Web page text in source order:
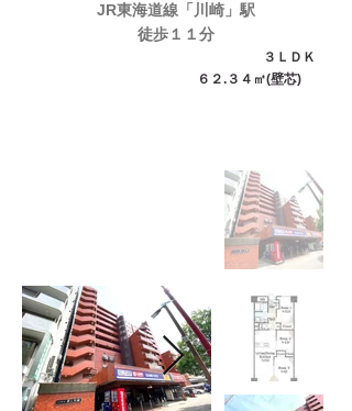
JR東海道線「川崎」駅
徒歩１１分
３ＬＤＫ
６２.３４㎡(壁芯)